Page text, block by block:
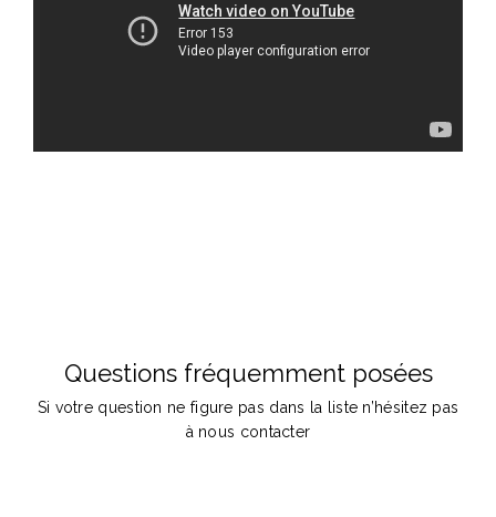
Questions fréquemment posées
Si votre question ne figure pas dans la liste n’hésitez pas
à nous contacter